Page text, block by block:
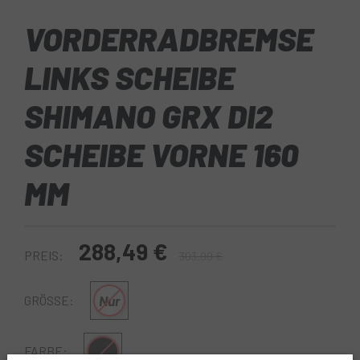
VORDERRADBREMSE
LINKS SCHEIBE
SHIMANO GRX DI2
SCHEIBE VORNE 160
MM
PREIS: 288,49 €
GRÖSSE: Nur
FARBE: Multi